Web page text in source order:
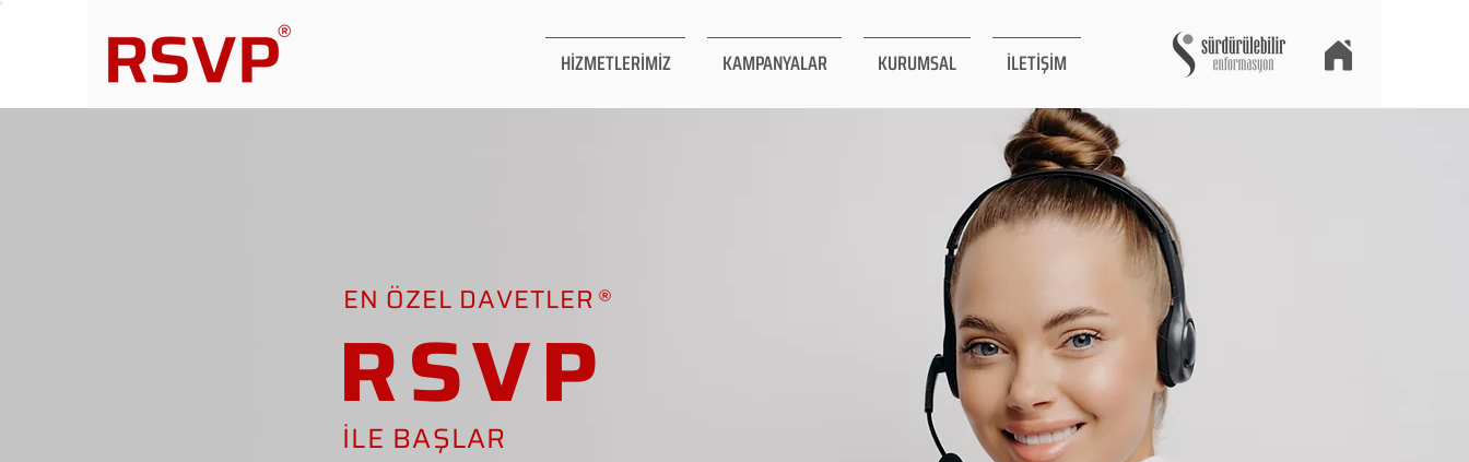
HİZMETLERİMİZ KAMPANYALAR KURUMSAL İLETİŞİM
EN ÖZEL DAVETLER
RSVP
İLE BAŞLAR